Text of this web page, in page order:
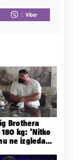
Brothera
kg: 'Nitko
ne izgleda